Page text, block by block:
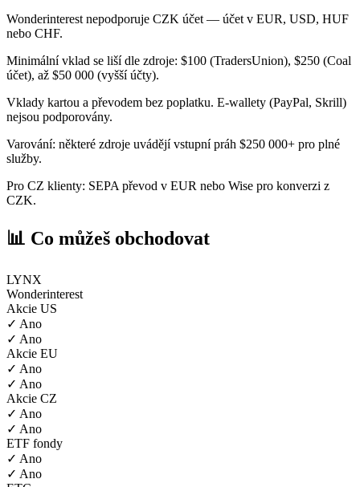
Wonderinterest nepodporuje CZK účet — účet v EUR, USD, HUF
nebo CHF.
Minimální vklad se liší dle zdroje: $100 (TradersUnion), $250 (Coal
účet), až $50 000 (vyšší účty).
Vklady kartou a převodem bez poplatku. E-wallety (PayPal, Skrill)
nejsou podporovány.
Varování: některé zdroje uvádějí vstupní práh $250 000+ pro plné
služby.
Pro CZ klienty: SEPA převod v EUR nebo Wise pro konverzi z
CZK.
📊 Co můžeš obchodovat
LYNX
Wonderinterest
Akcie US
✓ Ano
✓ Ano
Akcie EU
✓ Ano
✓ Ano
Akcie CZ
✓ Ano
✓ Ano
ETF fondy
✓ Ano
✓ Ano